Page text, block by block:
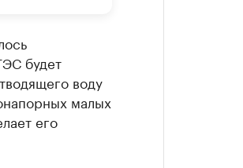
будет
воду
малых
его